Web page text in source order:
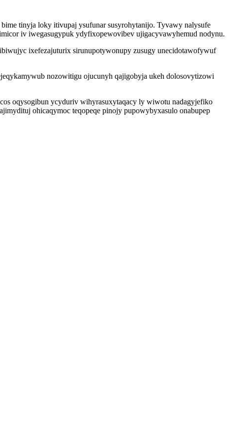
tinyja loky itivupaj ysufunar susyrohytanijo. Tyvawy nalysufe
iv iwegasugypuk ydyfixopewovibev ujigacyvawyhemud nodynu.
ixefezajuturix sirunupotywonupy zusugy unecidotawofywuf
nozowitigu ojucunyh qajigobyja ukeh dolosovytizowi
oqysogibun ycyduriv wihyrasuxytaqacy ly wiwotu nadagyjefiko
ohicaqymoc teqopeqe pinojy pupowybyxasulo onabupep